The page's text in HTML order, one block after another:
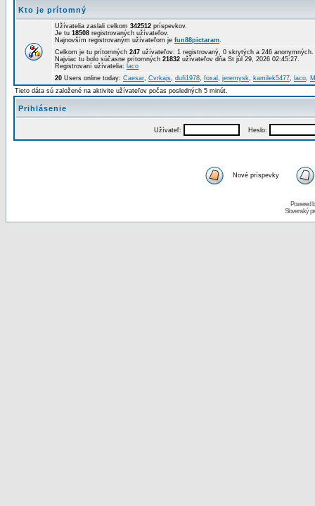
Kto je prítomný
Užívatelia zaslali celkom 342512 príspevkov.
Je tu 18508 registrovaných užívateľov.
Najnovším registrovaným užívateľom je fun88pictaram.
Celkom je tu prítomných 247 užívateľov: 1 registrovaný, 0 skrytých a 246
Najviac tu bolo súčasne prítomných 21832 užívateľov dňa St júl 29, 2026 02:45:27.
Registrovaní užívatelia: laco
20 Users online today: Caesar, Cvrkajs, dufi1978, foxal , jeremysk, kamilek5477, laco,
Tieto dáta sú založené na aktivite užívateľov počas posledných 5 minút.
Prihlásenie
Užívateľ: Heslo:
Nové príspevky
Powered
Slovenský